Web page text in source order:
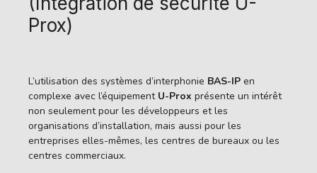
Prox)
L’utilisation des systèmes d’interphonie BAS-IP en
complexe avec l’équipement U-Prox présente un intérêt
non seulement pour les développeurs et les
organisations d’installation, mais aussi pour les
entreprises elles-mêmes, les centres de bureaux ou les
centres commerciaux.